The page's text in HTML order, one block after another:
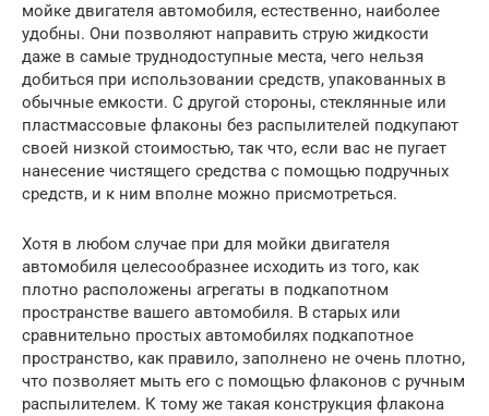
мойке двигателя автомобиля, естественно, наиболее
удобны. Они позволяют направить струю жидкости
даже в самые труднодоступные места, чего нельзя
добиться при использовании средств, упакованных в
обычные емкости. С другой стороны, стеклянные или
пластмассовые флаконы без распылителей подкупают
своей низкой стоимостью, так что, если вас не пугает
нанесение чистящего средства с помощью подручных
средств, и к ним вполне можно присмотреться.
Хотя в любом случае при для мойки двигателя
автомобиля целесообразнее исходить из того, как
плотно расположены агрегаты в подкапотном
пространстве вашего автомобиля. В старых или
сравнительно простых автомобилях подкапотное
пространство, как правило, заполнено не очень плотно,
что позволяет мыть его с помощью флаконов с ручным
распылителем. К тому же такая конструкция флакона